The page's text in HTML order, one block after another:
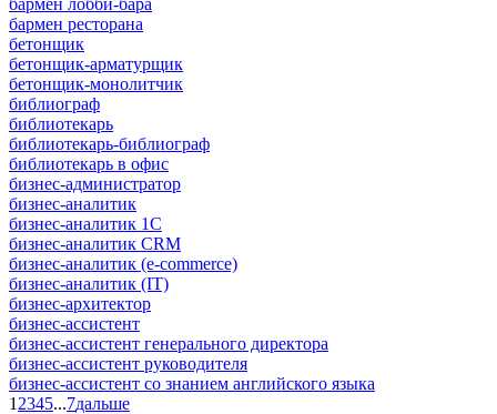
бармен ресторана
бетонщик
бетонщик-арматурщик
бетонщик-монолитчик
библиограф
библиотекарь
библиотекарь-библиограф
библиотекарь в офис
бизнес-администратор
бизнес-аналитик
бизнес-аналитик 1С
бизнес-аналитик CRM
бизнес-аналитик (e-commerce)
бизнес-аналитик (IT)
бизнес-архитектор
бизнес-ассистент
бизнес-ассистент генерального директора
бизнес-ассистент руководителя
бизнес-ассистент со знанием английского языка
1 2345...7дальше